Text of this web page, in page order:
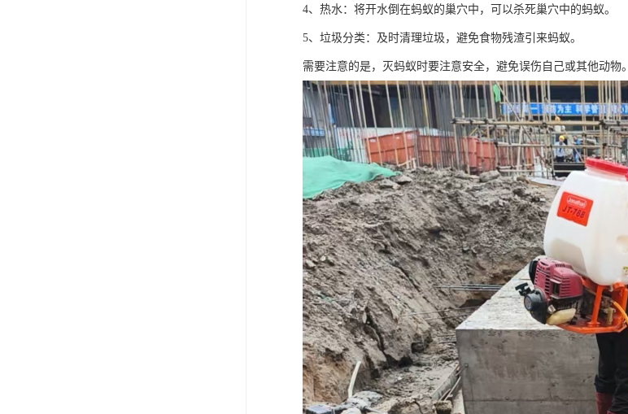
4、热水：将开水倒在蚂蚁的巢穴中，可以杀死巢穴中的蚂蚁。
5、垃圾分类：及时清理垃圾，避免食物残渣引来蚂蚁。
需要注意的是，灭蚂蚁时要注意安全，避免误伤自己或其他动物。